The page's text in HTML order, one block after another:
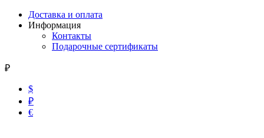
Доставка и оплата
Информация
Контакты
Подарочные сертификаты
₽
$
₽
€